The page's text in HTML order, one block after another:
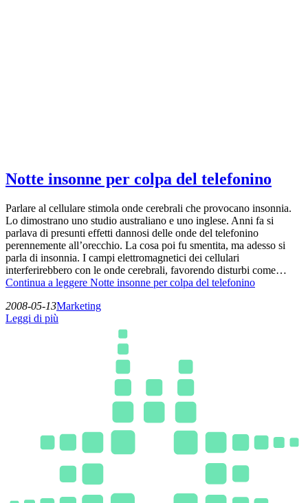
Notte insonne per colpa del telefonino
Parlare al cellulare stimola onde cerebrali che provocano insonnia.
Lo dimostrano uno studio australiano e uno inglese. Anni fa si
parlava di presunti effetti dannosi delle onde del telefonino
perennemente all’orecchio. La cosa poi fu smentita, ma adesso si
parla di insonnia. I campi elettromagnetici dei cellulari
interferirebbero con le onde cerebrali, favorendo disturbi come…
Continua a leggere Notte insonne per colpa del telefonino
2008-05-13Marketing
Leggi di più